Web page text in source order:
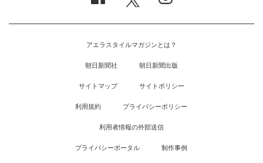
アエラスタイルマガジンとは？
朝日新聞社 朝日新聞出版
サイトマップ サイトポリシー
利用規約 プライバシーポリシー
利用者情報の外部送信
プライバシーポータル 制作事例